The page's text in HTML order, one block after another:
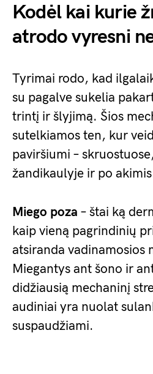
Kodėl kai kurie
atrodo vyresni
Tyrimai rodo, kad
su pagalve sukelia
trintį ir šlyjimą. Šios
sutelkiamos ten, kur
paviršiumi –
žandikaulyje ir po
Miego poza – štai ką
kaip vieną pagrindinių
atsiranda vadinamosios
Miegantys ant šono ir
didžiausią mechaninį
audiniai yra nuolat
suspaudžiami.